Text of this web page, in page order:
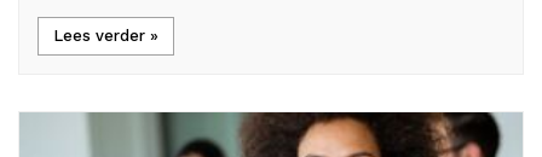
Lees verder »